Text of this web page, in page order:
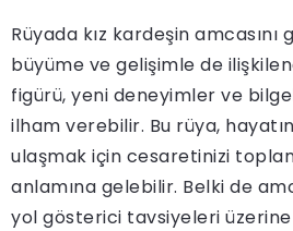
Rüyada kız kardeşin amcasını
büyüme ve gelişimle de
figürü, yeni deneyimler ve
ilham verebilir. Bu rüya,
ulaşmak için cesaretinizi
anlamına gelebilir. Belki de
yol gösterici tavsiyeleri